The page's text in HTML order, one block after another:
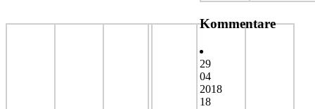
Kommentare
29
04
2018
18